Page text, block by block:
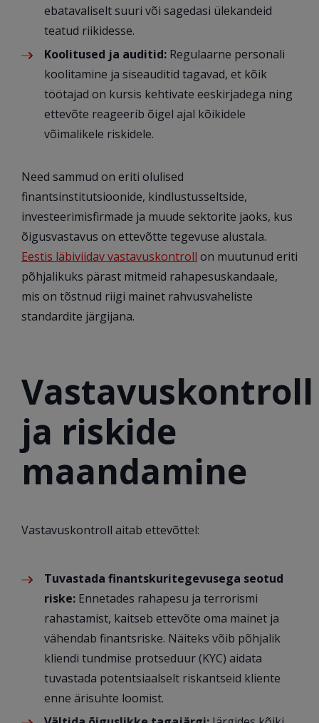
ebatavaliselt suuri või sagedasi ülekandeid
teatud riikidesse.
Koolitused ja auditid: Regulaarne personali
koolitamine ja siseauditid tagavad, et kõik
töötajad on kursis kehtivate eeskirjadega ning
ettevõte reageerib õigel ajal kõikidele
võimalikele riskidele.
Need sammud on eriti olulised
finantsinstitutsioonide, kindlustusseltside,
investeerimisfirmade ja muude sektorite jaoks, kus
õigusvastavus on ettevõtte tegevuse alustala.
Eestis läbiviidav vastavuskontroll on muutunud eriti
põhjalikuks pärast mitmeid rahapesuskandaale,
mis on tõstnud riigi mainet rahvusvaheliste
standardite järgijana.
Vastavuskontroll
ja riskide
maandamine
Vastavuskontroll aitab ettevõttel:
Tuvastada finantskuritegevusega seotud
riske: Ennetades rahapesu ja terrorismi
rahastamist, kaitseb ettevõte oma mainet ja
vähendab finantsriske. Näiteks võib põhjalik
kliendi tundmise protseduur (KYC) aidata
tuvastada potentsiaalselt riskantseid kliente
enne ärisuhte loomist.